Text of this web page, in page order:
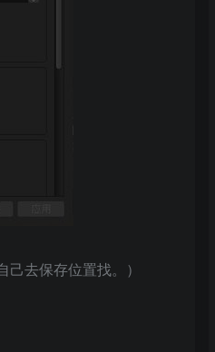
去保存位置找。）